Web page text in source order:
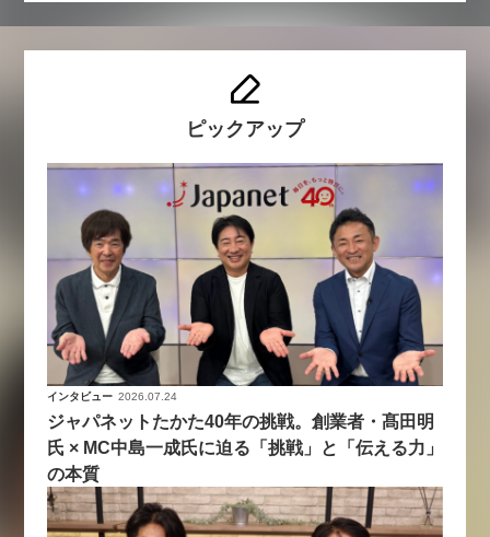
ピックアップ
インタビュー 2026.07.24
ジャパネットたかた40年の挑戦。創業者・髙田明
氏 × MC中島一成氏に迫る「挑戦」と「伝える力」
の本質